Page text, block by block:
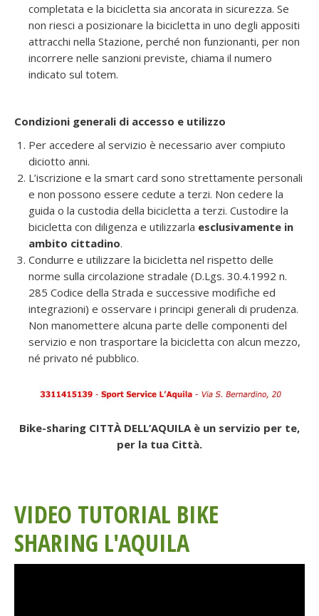
completata e la bicicletta sia ancorata in sicurezza. Se
non riesci a posizionare la bicicletta in uno degli appositi
attracchi nella Stazione, perché non funzionanti, per non
incorrere nelle sanzioni previste, chiama il numero
indicato sul totem.
Condizioni generali di accesso e utilizzo
Per accedere al servizio è necessario aver compiuto
diciotto anni.
L’iscrizione e la smart card sono strettamente personali
e non possono essere cedute a terzi. Non cedere la
guida o la custodia della bicicletta a terzi. Custodire la
bicicletta con diligenza e utilizzarla esclusivamente in
ambito cittadino.
Condurre e utilizzare la bicicletta nel rispetto delle
norme sulla circolazione stradale (D.Lgs. 30.4.1992 n.
285 Codice della Strada e successive modifiche ed
integrazioni) e osservare i principi generali di prudenza.
Non manomettere alcuna parte delle componenti del
servizio e non trasportare la bicicletta con alcun mezzo,
né privato né pubblico.
Bike-sharing CITTÀ DELL’AQUILA è un servizio per te,
per la tua Città.
VIDEO TUTORIAL BIKE
SHARING L'AQUILA